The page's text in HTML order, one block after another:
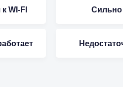
WI-FI Сильно